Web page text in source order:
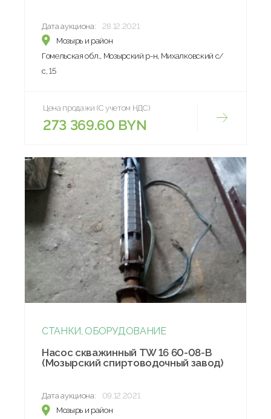
Дата аукциона:
28.12.2021
Мозырь и район
Гомельская обл., Мозырский р-н, Михалковский с/
с, 15
Цена продажи (С учетом НДС)
273 369.60 BYN
СТАНКИ, ОБОРУДОВАНИЕ
Насос скважинный TW 16 60-08-В
(Мозырский спиртоводочный завод)
Дата аукциона:
09.12.2021
Мозырь и район